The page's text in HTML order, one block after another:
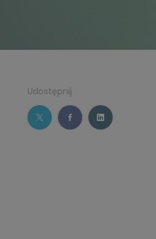
Udostępnij